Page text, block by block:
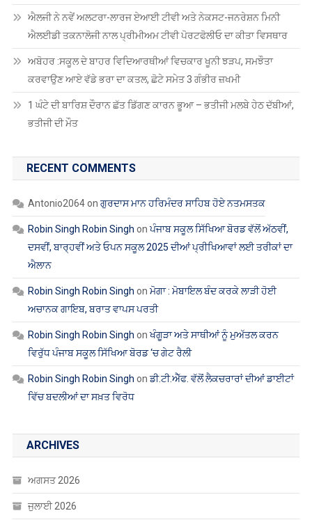
ਐਲਈਡੀ ਤਕਨਾਲੋਜੀ ਨਾਲ ਪ੍ਰੀਮੀਅਮ ਟੀਵੀ ਪੋਰਟਫੋਲੀਓ ਦਾ ਕੀਤਾ ਵਿਸਥਾਰ
ਅਬੋਹਰ :ਸਕੂਲ ਦੇ ਬਾਹਰ ਵਿਦਿਆਰਥੀਆਂ ਵਿਚਕਾਰ ਖੂਨੀ ਝੜਪ, ਸਮਝੌਤਾ
1 ਘੰਟੇ ਦੀ ਬਾਰਿਸ਼ ਦੌਰਾਨ ਛੱਤ ਡਿੱਗਣ ਕਾਰਨ ਭੂਆ – ਭਤੀਜੀ ਮਲਬੇ ਹੇਠ ਦੱਬੀਆਂ,
Robin Singh Robin Singhonਪੰਜਾਬ ਸਕੂਲ ਸਿੱਖਿਆ ਬੋਰਡ ਵੱਲੋਂ ਅੱਠਵੀਂ,
Robin Singh Robin Singh
Robin Singh Robin Singhonਖੰਗੂੜਾ ਅਤੇ ਸਾਥੀਆਂ ਨੂੰ ਮੁਅੱਤਲ ਕਰਨ
Robin Singh Robin Singhonਡੀ.ਟੀ.ਐੱਫ. ਵੱਲੋਂ ਲੈਕਚਰਾਰਾਂ ਦੀਆਂ ਡਾਈਟਾਂ
ਜੁਲਾਈ 2026
ਜੂਨ 2026